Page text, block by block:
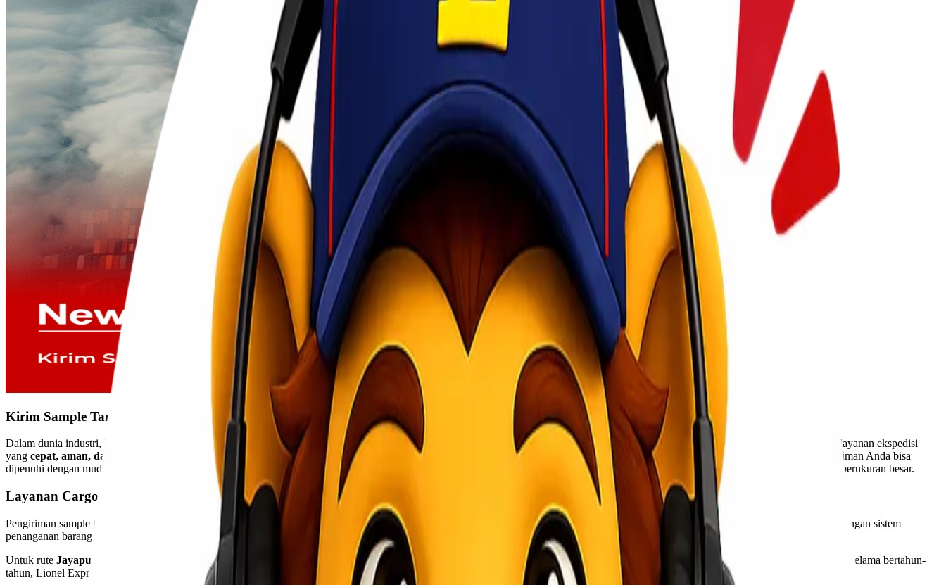
Kirim Sample Tanah Jayapura – Kendari Murah & Cepat
Dalam dunia industri, konstruksi, maupun pertambangan, pengiriman sample tanah
merupakan bagian penting dari proses analisis dan pengujian kualitas lahan. Untuk kebutuhan tersebut, layanan ekspedisi
yang cepat, aman, dan terjangkau sangat dibutuhkan — terutama untuk ruteEkspedisi Jayapura ke Kendari
, yang memiliki jarak cukup jauh antar pulau. Kini, semua kebutuhan pengiriman Anda bisa
dipenuhi dengan mudah oleh
, jasa cargo profesional yang sudah berpengalaman dalam menangani berbagai jenis kiriman, termasuk sample tanah, dokumen, hingga barang berukuran besar.
Layanan Cargo Spesialis Sample Tanah Antar Pulau
Pengiriman sample tanah membutuhkan penanganan khusus agar tidak rusak atau tercampur selama perjalanan. Lionel Express memahami hal tersebut dan menyediakan layanan ekspedisi dengan sistem
penanganan barang yang teliti dan aman. Setiap paket akan dikemas dengan baik, diberi label sesuai kategori, serta diproses menggunakan jalur pengiriman tercepat yang tersedia.
Untuk rute Jayapura – Kendari
, pengiriman dilakukan dengan kombinasi jalur laut dan udara tergantung pada kebutuhan waktu dan biaya pengirim. Dengan pengalaman di dunia ekspedisi selama bertahun-
tahun, Lionel Express mampu memberikan solusi logistik terbaik bagi setiap pelanggan.